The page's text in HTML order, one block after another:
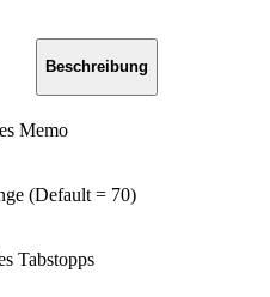
Beschreibung
Memo
(Default = 70)
Tabstopps